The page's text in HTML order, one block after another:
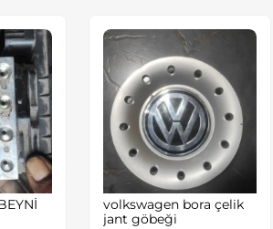
volkswagen bora çelik
jant göbeği